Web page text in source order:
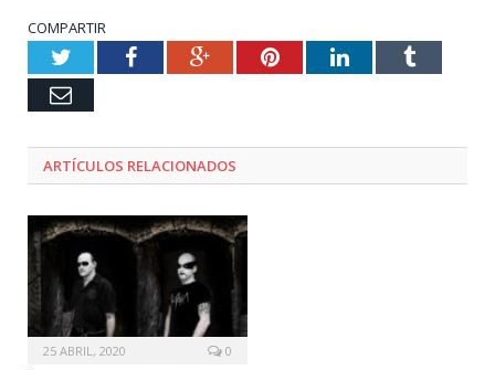
COMPARTIR
TwitterFacebookGoogle+PinterestLinkedInTumblr
Email
ARTÍCULOS RELACIONADOS
25 ABRIL, 2020 0